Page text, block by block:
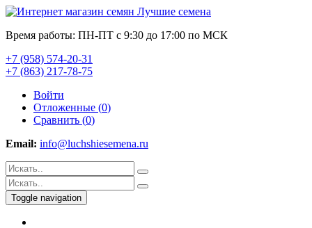
Время работы: ПН-ПТ с 9:30 до 17:00 по МСК
+7 (958) 574-20-31
+7 (863) 217-78-75
Войти
Отложенные (0)
Сравнить (0)
Email: info@luchshiesemena.ru
Toggle navigation